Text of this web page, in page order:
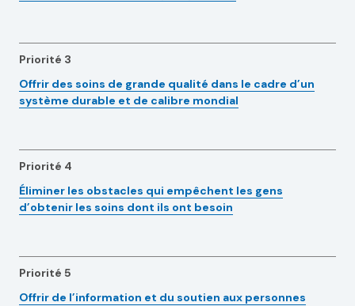
Priorité 3
Offrir des soins de grande qualité dans le cadre d’un
système durable et de calibre mondial
Priorité 4
Éliminer les obstacles qui empêchent les gens
d’obtenir les soins dont ils ont besoin
Priorité 5
Offrir de l’information et du soutien aux personnes